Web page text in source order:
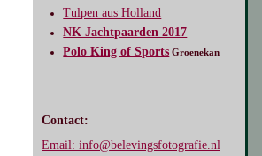
Tulpen aus Holland
NK Jachtpaarden 2017
Polo King of Sports Groenekan
Contact:
Email: info@belevingsfotografie.nl